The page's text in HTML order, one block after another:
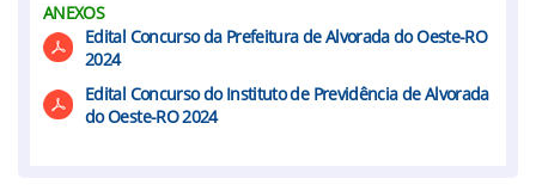
ANEXOS
Edital Concurso da Prefeitura de Alvorada do Oeste-RO
2024
Edital Concurso do Instituto de Previdência de Alvorada
do Oeste-RO 2024